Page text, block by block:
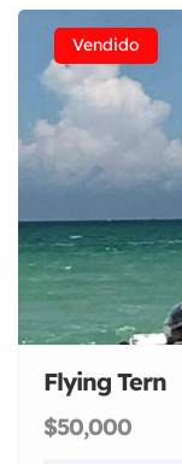
Vendido
Flying Tern
$50,000